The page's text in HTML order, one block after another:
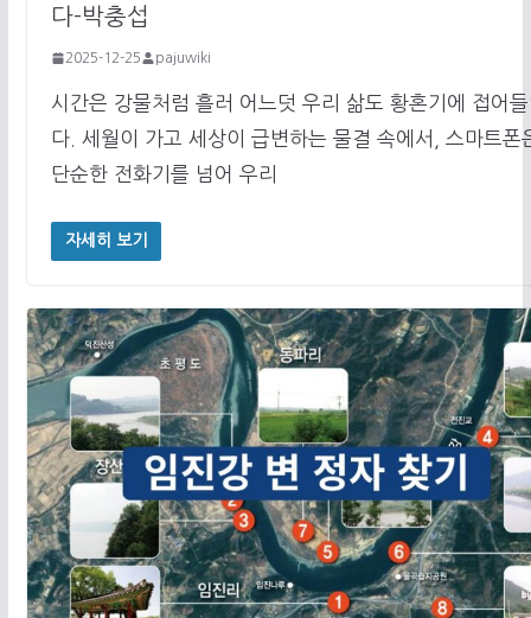
다-박충섭
2025-12-25 pajuwiki
시간은 강물처럼 흘러 어느덧 우리 삶도 황혼기에 접어
다. 세월이 가고 세상이 급변하는 물결 속에서, 스마트폰
단순한 전화기를 넘어 우리
자세히 보기